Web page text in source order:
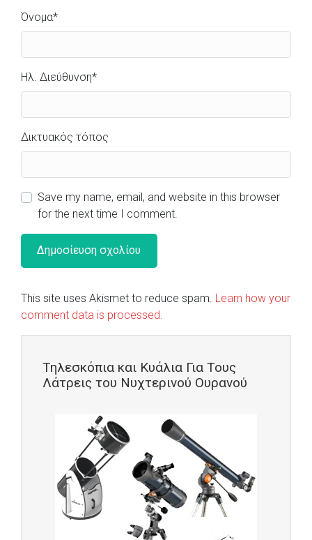
Όνομα*
Ηλ. Διεύθυνση*
Δικτυακός τόπος
Save my name, email, and website in this browser
for the next time I comment.
This site uses Akismet to reduce spam. Learn how your
comment data is processed.
Τηλεσκόπια και Κυάλια Για Τους
Λάτρεις του Νυχτερινού Ουρανού